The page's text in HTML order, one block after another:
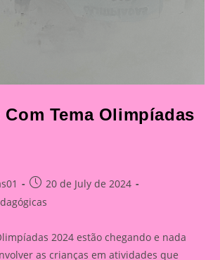
Tema Olimpíadas
Post
published:
20 de July de 2024
2024 estão chegando e nada
as crianças em atividades que